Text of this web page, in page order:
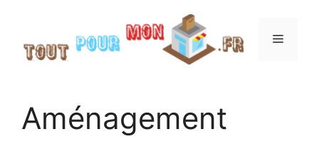
contenu
Menu
Aménagement